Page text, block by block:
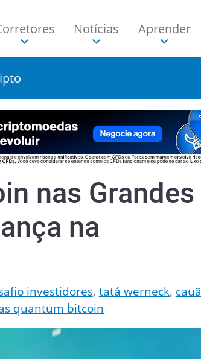
Notícias Aprender
nas Grandes
na
investidores, tatá werneck, cauã
quantum bitcoin